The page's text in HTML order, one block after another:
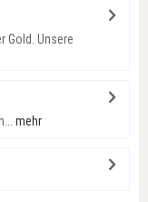
Gold. Unsere
mehr